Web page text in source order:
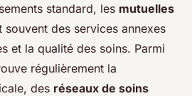
standard, les mutuelles
souvent des services annexes
et la qualité des soins. Parmi
régulièrement la
des réseaux de soins